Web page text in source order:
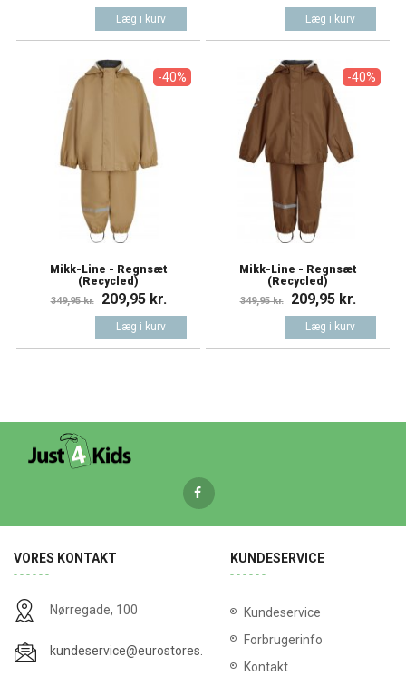
Læg i kurv Læg i kurv
-40%
Mikk-Line - Regnsæt
(Recycled)
349,95 kr. 209,95 kr.
Læg i kurv
-40%
Mikk-Line - Regnsæt
(Recycled)
349,95 kr. 209,95 kr.
Læg i kurv
VORES KONTAKT
Nørregade, 100
kundeservice@eurostores.dk
KUNDESERVICE
Kundeservice
Forbrugerinfo
Kontakt